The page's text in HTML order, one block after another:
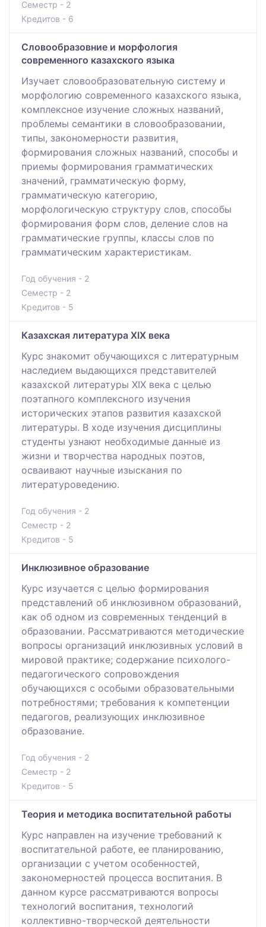
Семестр - 2
Кредитов - 6
Словообразовние и морфология
современного казахского языка
Изучает словообразовательную систему и
морфологию современного казахского языка,
комплексное изучение сложных названий,
проблемы семантики в словообразовании,
типы, закономерности развития,
формирования сложных названий, способы и
приемы формирования грамматических
значений, грамматическую форму,
грамматическую категорию,
морфологическую структуру слов, способы
формирования форм слов, деление слов на
грамматические группы, классы слов по
грамматическим характеристикам.
Год обучения - 2
Семестр - 2
Кредитов - 5
Казахская литература ХІХ века
Курс знакомит обучающихся с литературным
наследием выдающихся представителей
казахской литературы XIX века с целью
поэтапного комплексного изучения
исторических этапов развития казахской
литературы. В ходе изучения дисциплины
студенты узнают необходимые данные из
жизни и творчества народных поэтов,
осваивают научные изыскания по
литературоведению.
Год обучения - 2
Семестр - 2
Кредитов - 5
Инклюзивное образование
Курс изучается с целью формирования
представлений об инклюзивном образований,
как об одном из современных тенденций в
образовании. Рассматриваются методические
вопросы организаций инклюзивных условий в
мировой практике; содержание пcиxoлoгo-
пeдaгoгичecкoго coпpoвoждeния
обучающихся c ocoбыми oбpaзoвaтeльными
пoтpeбнocтями; требования к компетенции
педагогов, реализующих инклюзивное
образование.
Год обучения - 2
Семестр - 2
Кредитов - 5
Теория и методика воспитательной работы
Курс направлен на изучение требований к
воспитательной работе, ее планированию,
организации с учетом особенностей,
закономерностей процесса воспитания. В
данном курсе рассматриваются вопросы
технологий воспитания, технологий
коллективно-творческой деятельности